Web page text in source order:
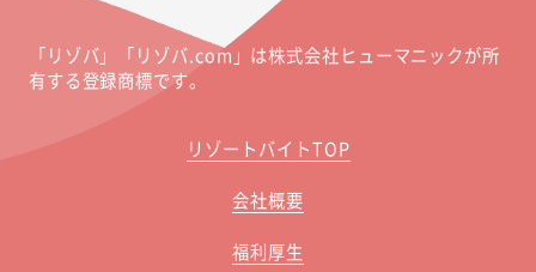
「リゾバ」「リゾバ.com」は株式会社ヒューマニックが所
有する登録商標です。
リゾートバイトTOP
会社概要
福利厚生